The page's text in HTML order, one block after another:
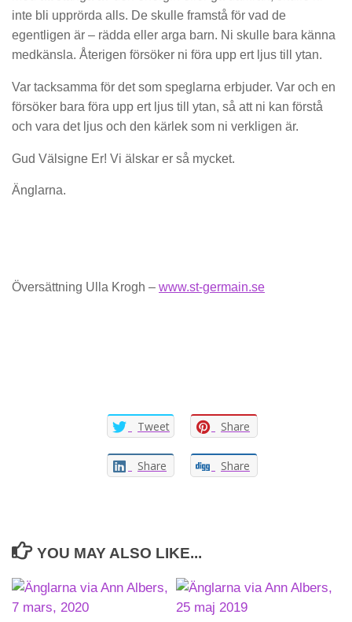
inte bli upprörda alls. De skulle framstå för vad de
egentligen är – rädda eller arga barn. Ni skulle bara känna
medkänsla. Återigen försöker ni föra upp ert ljus till ytan.
Var tacksamma för det som speglarna erbjuder. Var och en
försöker bara föra upp ert ljus till ytan, så att ni kan förstå
och vara det ljus och den kärlek som ni verkligen är.
Gud Välsigne Er! Vi älskar er så mycket.
Änglarna.
Översättning Ulla Krogh – www.st-germain.se
Tweet Share
Share Share
YOU MAY ALSO LIKE...